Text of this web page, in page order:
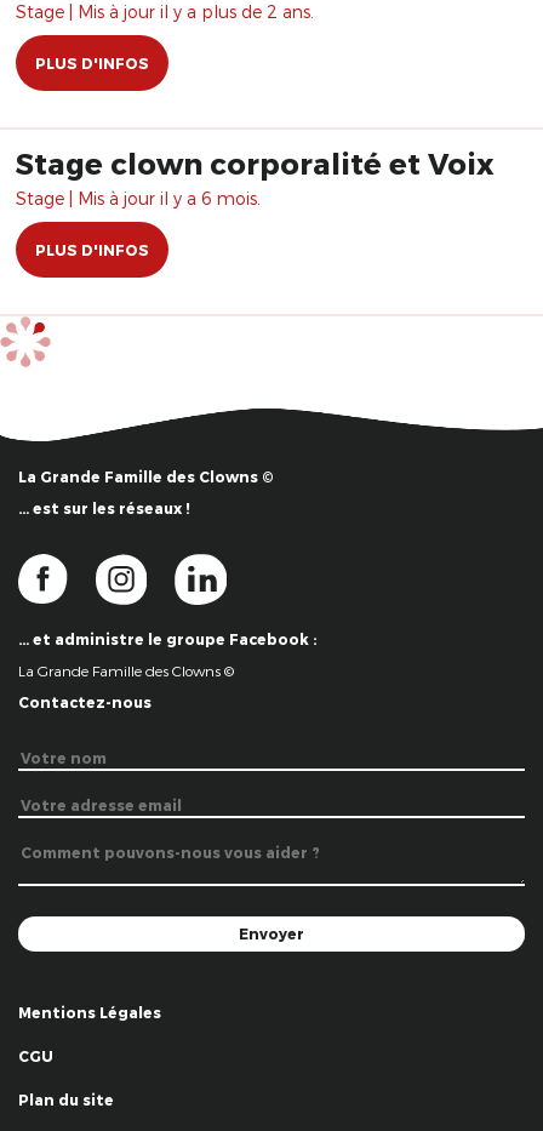
Stage | Mis à jour il y a plus de 2 ans.
PLUS D'INFOS
Stage clown corporalité et Voix
Stage | Mis à jour il y a 6 mois.
PLUS D'INFOS
La Grande Famille des Clowns ©
… est sur les réseaux !
… et administre le groupe Facebook :
La Grande Famille des Clowns ©
Contactez-nous
Mentions Légales
CGU
Plan du site